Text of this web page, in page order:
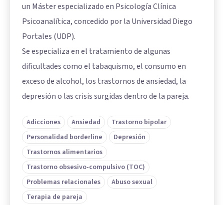
un Máster especializado en Psicología Clínica
Psicoanalítica, concedido por la Universidad Diego
Portales (UDP).
Se especializa en el tratamiento de algunas
dificultades como el tabaquismo, el consumo en
exceso de alcohol, los trastornos de ansiedad, la
depresión o las crisis surgidas dentro de la pareja.
Adicciones Ansiedad
Trastorno bipolar
Personalidad borderline
Depresión
Trastornos alimentarios
Trastorno obsesivo-compulsivo (TOC)
Problemas relacionales
Abuso sexual
Terapia de pareja